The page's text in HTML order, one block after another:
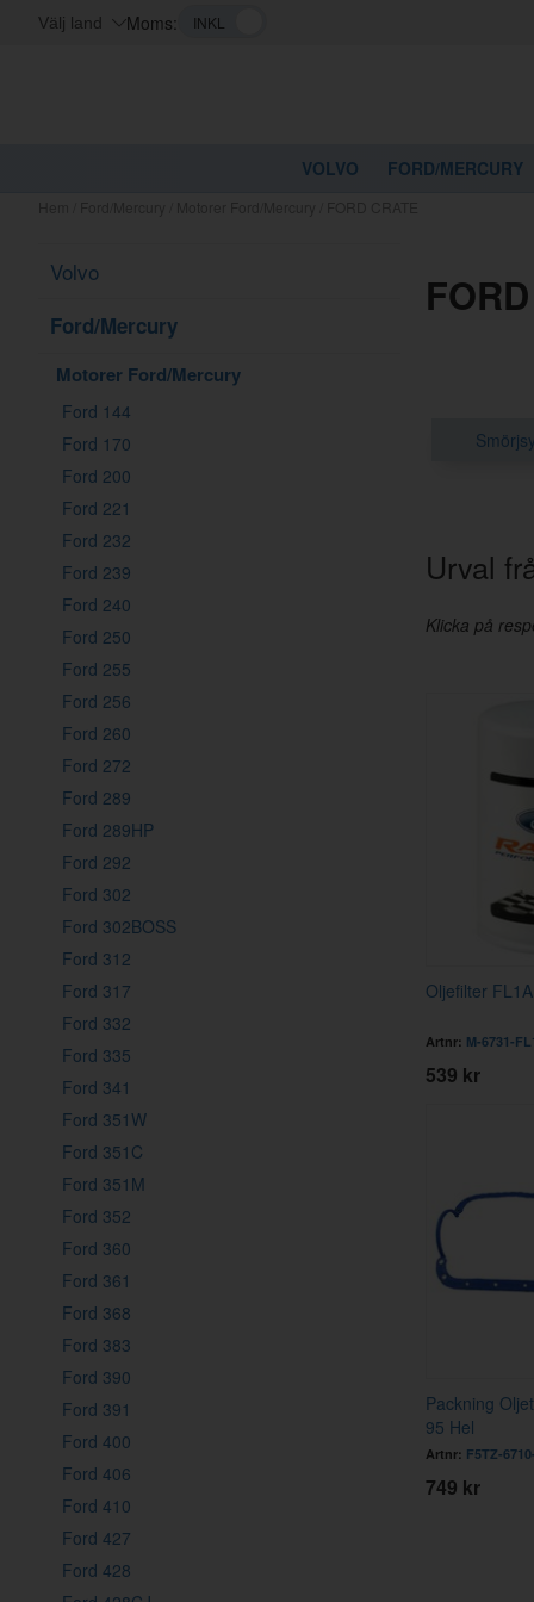
Välj land Moms:
VOLVO FORD/MERCURY
Volvo
Ford/Mercury
Motorer Ford/Mercury
Ford 144
Ford 170
Ford 200
Ford 221
Ford 232
Ford 239
Ford 240
Ford 250
Ford 255
Ford 256
Ford 260
Ford 272
Ford 289
Ford 289HP
Ford 292
Ford 302
Ford 302BOSS
Ford 312
Ford 317
Ford 332
Ford 335
Ford 341
Ford 351W
Ford 351C
Ford 351M
Ford 352
Ford 360
Ford 361
Ford 368
Ford 383
Ford 390
Ford 391
Ford 400
Ford 406
Ford 410
Ford 427
Ford 428
Urval
Klicka på
Oljefilter
Artnr: M-6731-
539 kr
Packning
95 Hel
Artnr: F5TZ-
749 kr